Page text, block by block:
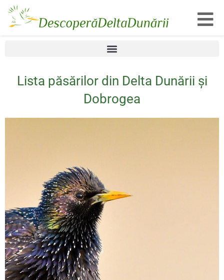
Lista păsărilor din Delta Dunării și
Dobrogea